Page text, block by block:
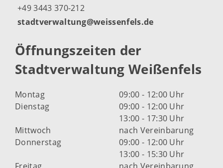
+49 3443 370-212
stadtverwaltung@weissenfels.de
Öffnungszeiten der
Stadtverwaltung Weißenfels
Montag
09:00 - 12:00 Uhr
Dienstag
09:00 - 12:00 Uhr
13:00 - 17:30 Uhr
Mittwoch
nach Vereinbarung
Donnerstag
09:00 - 12:00 Uhr
13:00 - 15:30 Uhr